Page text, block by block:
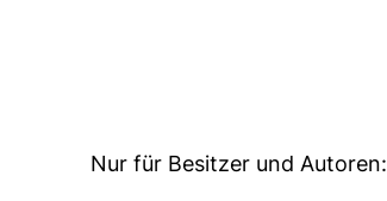
Nur für Besitzer und Autoren: